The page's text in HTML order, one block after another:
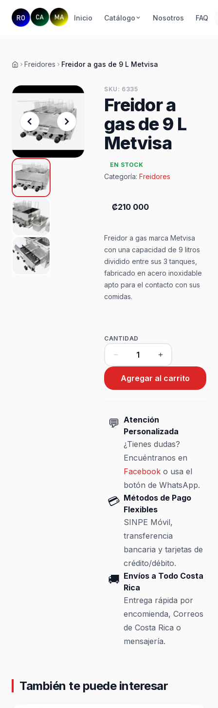
Inicio Catálogo Nosotros FAQ
Inicio
Freidores Freidor a gas de 9 L Metvisa
SKU: 6335
Freidor a
gas de 9 L
Metvisa
EN STOCK
Categoría: Freidores
₡210 000
Freidor a gas marca Metvisa
con una capacidad de 9 litros
dividido entre sus 3 tanques,
fabricado en acero inoxidable
apto para el contacto con sus
comidas.
CANTIDAD
Agregar al carrito
💬 Atención
Personalizada
¿Tienes dudas?
Encuéntranos en
Facebooko usa el
botón de WhatsApp.
💳 Métodos de Pago
Flexibles
SINPE Móvil,
transferencia
bancaria y tarjetas de
crédito/débito.
🚚 Envíos a Todo Costa
Rica
Entrega rápida por
encomienda, Correos
de Costa Rica o
mensajería.
También te puede interesar